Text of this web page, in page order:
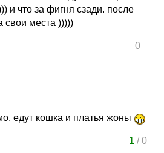
и что за фигня сзади. после
свои места )))))
0
едут кошка и платья жоны
1 /0